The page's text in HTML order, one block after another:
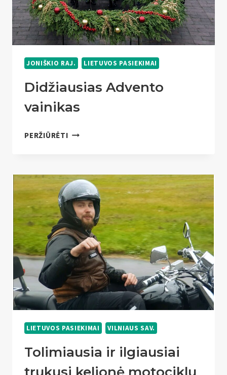
JONIŠKIO RAJ. LIETUVOS PASIEKIMAI
Didžiausias Advento
vainikas
PERŽIŪRĖTIDIDŽIAUSIAS
LIETUVOS PASIEKIMAI VILNIAUS SAV.
Tolimiausia ir ilgiausiai